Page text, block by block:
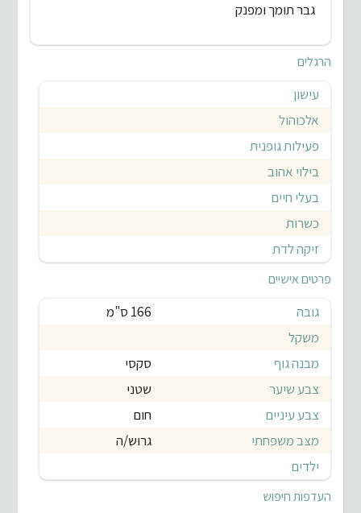
גבר תומך ומפנק
הרגלים
עישון
אלכוהול
פעילות גופנית
בילוי אהוב
בעלי חיים
כשרות
זיקה לדת
פרטים אישיים
גובה
166 ס"מ
משקל
מבנה גוף
סקסי
צבע שיער
שטני
צבע עיניים
חום
מצב משפחתי
גרוש/ה
ילדים
העדפות חיפוש